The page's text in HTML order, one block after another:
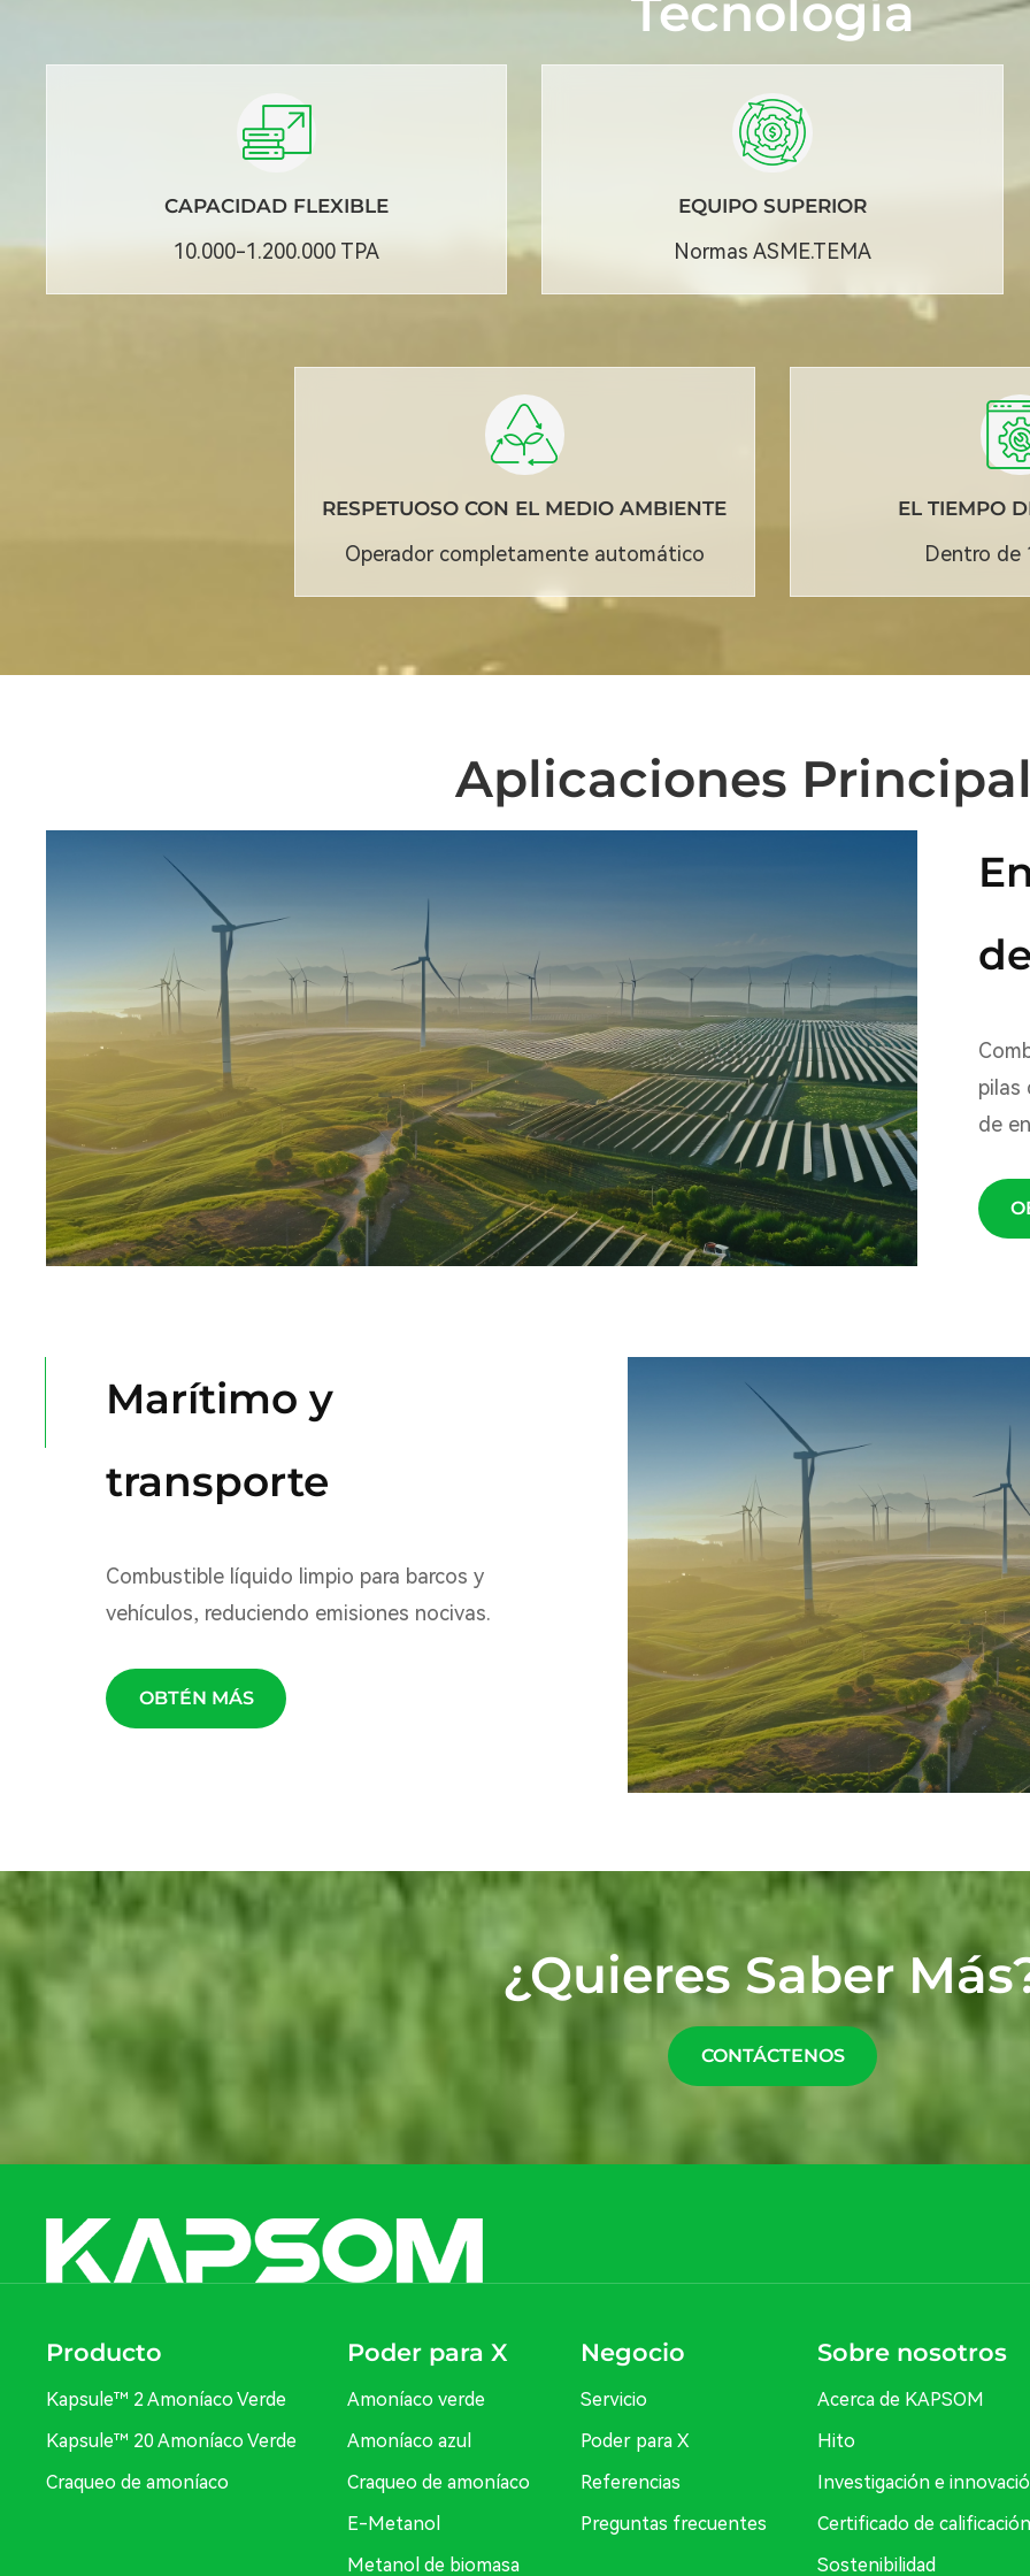
Tecnología
CAPACIDAD FLEXIBLE
10.000-1.200.000 TPA
EQUIPO SUPERIOR
Normas ASME.TEMA
RESPETUOSO CON EL MEDIO AMBIENTE
Operador completamente automático
EL TIEMPO
Dentro de
Aplicaciones
pilas
de
Marítimo y
transporte
Combustible líquido limpio para barcos y
vehículos, reduciendo emisiones nocivas.
OBTÉN MÁS
¿Quieres Saber
CONTÁCTENOS
Producto
Kapsule™ 2 Amoníaco Verde
Kapsule™ 20 Amoníaco Verde
Craqueo de amoníaco
Poder para X
Amoníaco verde
Amoníaco azul
Craqueo de amoníaco
E-Metanol
Metanol de biomasa
Negocio
Servicio
Poder para X
Referencias
Preguntas frecuentes
Sobre nosotros
Acerca de KAPSOM
Hito
Investigación e
Certificado de
Sostenibilidad